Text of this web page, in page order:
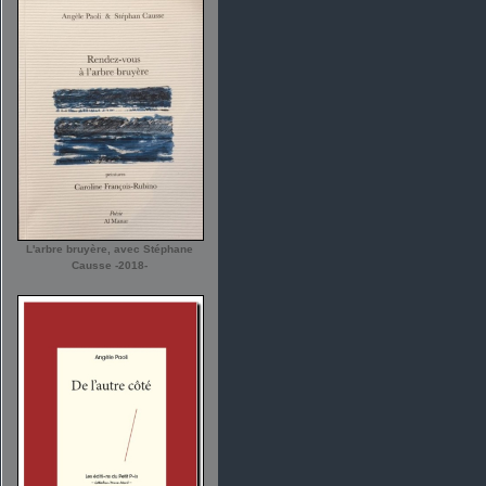
L'arbre bruyère, avec Stéphane
Causse -2018-